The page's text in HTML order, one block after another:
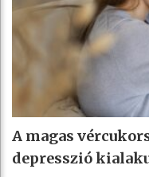
A magas
depresszió